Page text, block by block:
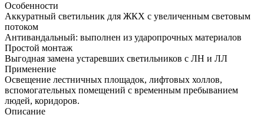
Особенности
Аккуратный светильник для ЖКХ с увеличенным световым
потоком
Антивандальный: выполнен из ударопрочных материалов
Простой монтаж
Выгодная замена устаревших светильников с ЛН и ЛЛ
Применение
Освещение лестничных площадок, лифтовых холлов,
вспомогательных помещений с временным пребыванием
людей, коридоров.
Описание